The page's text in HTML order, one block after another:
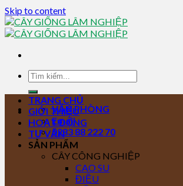
Skip to content
VĂN PHÒNG
Email
0283 88 222 70
TRANG CHỦ
GIỚI THIỆU
HOẠT ĐỘNG
TƯ VẤN
SẢN PHẨM
CÂY CÔNG NGHIỆP
CAO SU
ĐIỀU